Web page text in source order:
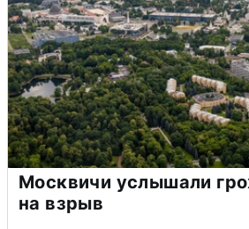
Москвичи услышали
на взрыв